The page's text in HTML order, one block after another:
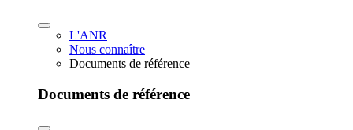
L'ANR
Nous connaître
Documents de référence
Documents de référence